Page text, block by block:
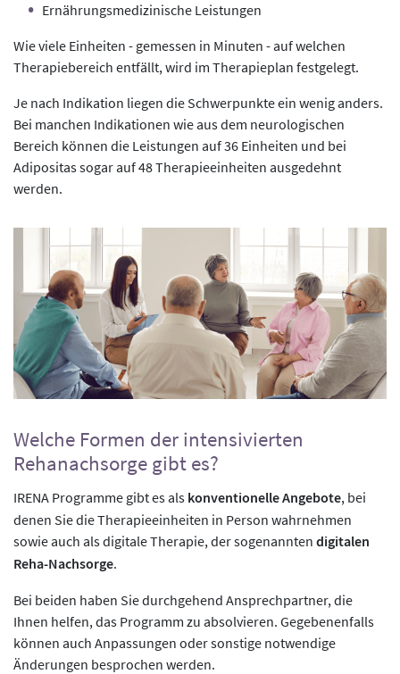
Ernährungsmedizinische Leistungen
Wie viele Einheiten - gemessen in Minuten - auf welchen
Therapiebereich entfällt, wird im Therapieplan festgelegt.
Je nach Indikation liegen die Schwerpunkte ein wenig anders.
Bei manchen Indikationen wie aus dem neurologischen
Bereich können die Leistungen auf 36 Einheiten und bei
Adipositas sogar auf 48 Therapieeinheiten ausgedehnt
werden.
Welche Formen der intensivierten
Rehanachsorge gibt es?
IRENA Programme gibt es als konventionelle Angebote, bei
denen Sie die Therapieeinheiten in Person wahrnehmen
sowie auch als digitale Therapie, der sogenannten digitalen
Reha-Nachsorge.
Bei beiden haben Sie durchgehend Ansprechpartner, die
Ihnen helfen, das Programm zu absolvieren. Gegebenenfalls
können auch Anpassungen oder sonstige notwendige
Änderungen besprochen werden.